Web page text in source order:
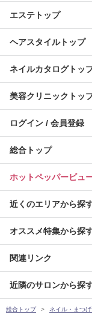
エステトップ
ヘアスタイルトップ
ネイルカタログトッ
美容クリニックトッ
ログイン / 会員登録
総合トップ
ホットペッパービュ
近くのエリアから探
オススメ特集から探
関連リンク
近隣のサロンから探
総合トップ ネイル・まつ